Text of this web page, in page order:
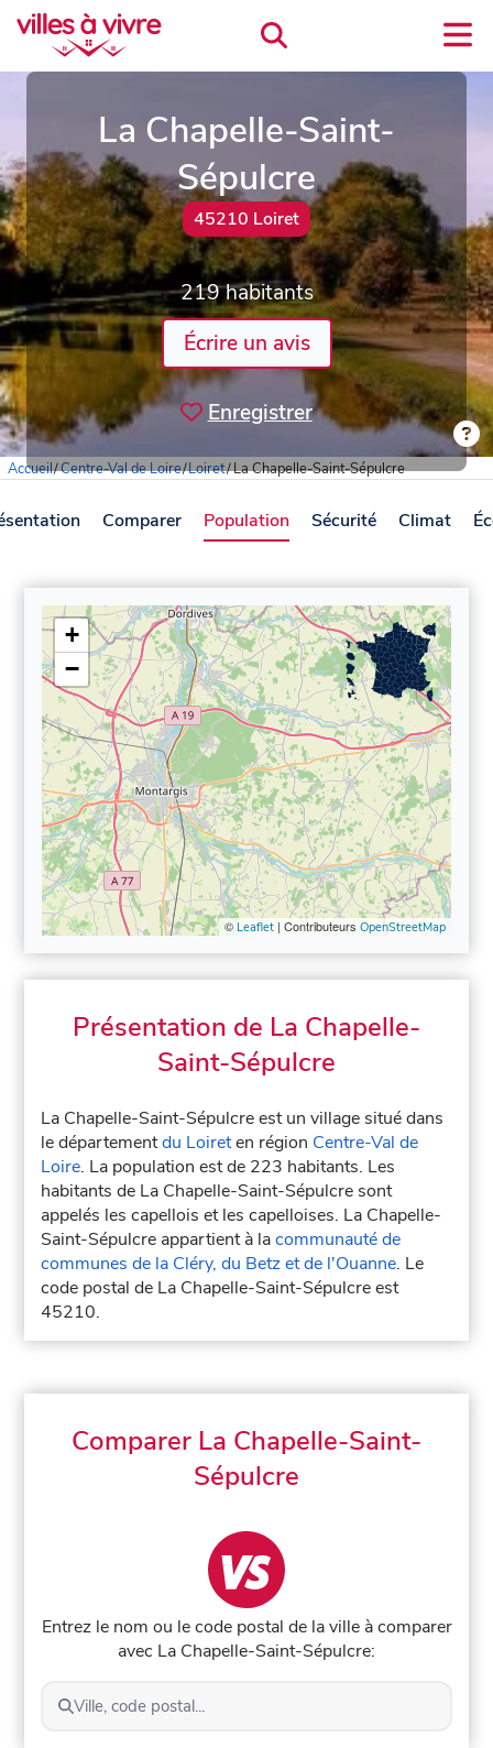
La Chapelle-Saint-
Sépulcre
45210 Loiret
219 habitants
Écrire un avis
Enregistrer
Accueil/Centre-Val de Loire/Loiret/La Chapelle-Saint-Sépulcre
Comparer Population Sécurité Climat
+
−
© Leaflet| Contributeurs OpenStreetMap
Présentation de La Chapelle-
Saint-Sépulcre
La Chapelle-Saint-Sépulcre est un village situé dans
le départementdu Loireten région Centre-Val de
Loire. La population est de 223 habitants. Les
habitants de La Chapelle-Saint-Sépulcre sont
appelés les capellois et les capelloises. La Chapelle-
Saint-Sépulcre appartient à lacommunauté de
communes de la Cléry, du Betz et de l'Ouanne. Le
code postal de La Chapelle-Saint-Sépulcre est
45210.
Comparer La Chapelle-Saint-
Sépulcre
Entrez le nom ou le code postal de la ville à comparer
avec La Chapelle-Saint-Sépulcre:
Ville, code postal...